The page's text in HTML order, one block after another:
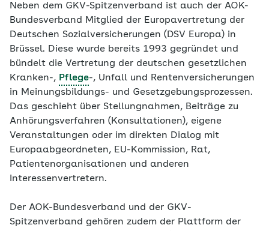
Neben dem GKV-Spitzenverband ist auch der AOK-
Bundesverband Mitglied der Europavertretung der
Deutschen Sozialversicherungen (DSV Europa) in
Brüssel. Diese wurde bereits 1993 gegründet und
bündelt die Vertretung der deutschen gesetzlichen
Kranken-, Pflege-, Unfall und Rentenversicherungen
in Meinungsbildungs- und Gesetzgebungsprozessen.
Das geschieht über Stellungnahmen, Beiträge zu
Anhörungsverfahren (Konsultationen), eigene
Veranstaltungen oder im direkten Dialog mit
Europaabgeordneten, EU-Kommission, Rat,
Patientenorganisationen und anderen
Interessenvertretern.
Der AOK-Bundesverband und der GKV-
Spitzenverband gehören zudem der Plattform der